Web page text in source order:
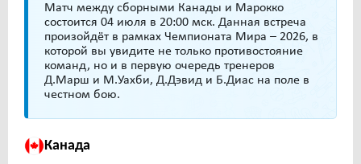
Матч между сборными Канады и Марокко
состоится 04 июля в 20:00 мск. Данная встреча
произойдёт в рамках Чемпионата Мира – 2026, в
которой вы увидите не только противостояние
команд, но и в первую очередь тренеров
Д.Марш и М.Уахби, Д.Дэвид и Б.Диас на поле в
честном бою.
Канада